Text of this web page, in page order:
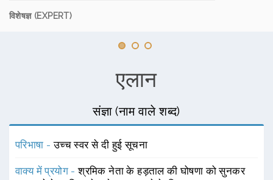
विशेषज्ञ (EXPERT)
एलान
संज्ञा (नाम वाले शब्द)
परिभाषा -उच्च स्वर से दी हुई सूचना
वाक्य में प्रयोग -श्रमिक नेता के हड़ताल की घोषणा को सुनकर